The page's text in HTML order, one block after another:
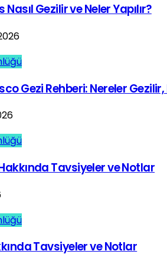
Nasıl Gezilir ve Neler Yapılır?
Gezi Rehberi: Nereler Gezilir,
Tavsiyeler ve Notlar
Tavsiyeler ve Notlar